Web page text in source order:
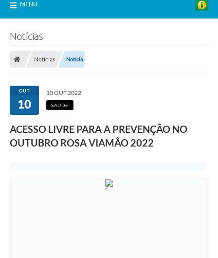
MENU
Notícias
Notícias Notícia
OUT
10
10 OUT 2022
SAÚDE
ACESSO LIVRE PARA A PREVENÇÃO NO
OUTUBRO ROSA VIAMÃO 2022